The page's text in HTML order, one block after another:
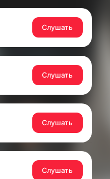
Слушать
Слушать
Слушать
Слушать